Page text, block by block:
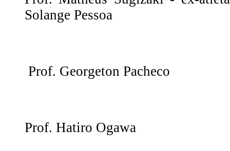
Solange Pessoa
Prof. Georgeton Pacheco
Prof. Hatiro Ogawa